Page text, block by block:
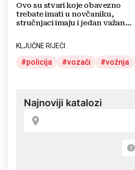
Ovo su stvari koje obavezno
trebate imati u novčaniku,
stručnjaci imaju i jedan važan
KLJUČNE RIJEČI
policija vozači vožnja